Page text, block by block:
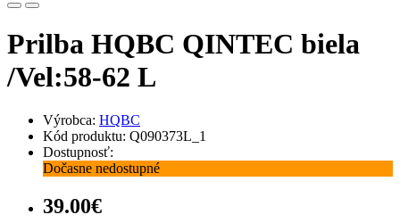
Prilba HQBC QINTEC biela
/Vel:58-62 L
Výrobca: HQBC
Kód produktu: Q090373L_1
Dostupnosť:
Dočasne nedostupné
39.00€